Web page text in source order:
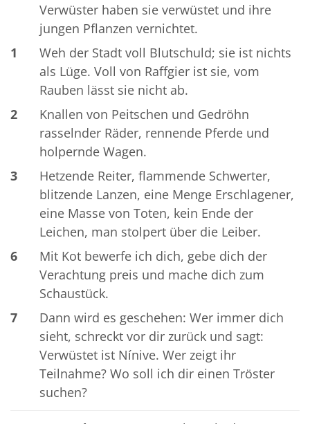
Verwüster haben sie verwüstet und ihre
jungen Pflanzen vernichtet.
1
Weh der Stadt voll Blutschuld; sie ist nichts
als Lüge. Voll von Raffgier ist sie, vom
Rauben lässt sie nicht ab.
2
Knallen von Peitschen und Gedröhn
rasselnder Räder, rennende Pferde und
holpernde Wagen.
3
Hetzende Reiter, flammende Schwerter,
blitzende Lanzen, eine Menge Erschlagener,
eine Masse von Toten, kein Ende der
Leichen, man stolpert über die Leiber.
6
Mit Kot bewerfe ich dich, gebe dich der
Verachtung preis und mache dich zum
Schaustück.
7
Dann wird es geschehen: Wer immer dich
sieht, schreckt vor dir zurück und sagt:
Verwüstet ist Nínive. Wer zeigt ihr
Teilnahme? Wo soll ich dir einen Tröster
suchen?